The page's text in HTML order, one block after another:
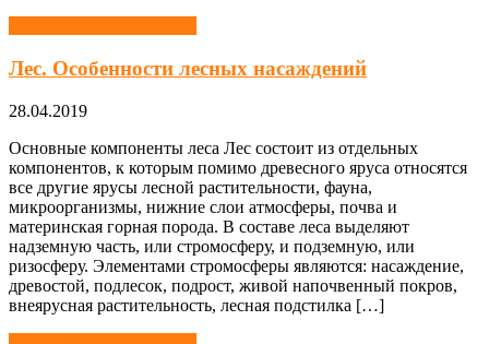
Лес. Особенности лесных насаждений
28.04.2019
Основные компоненты леса Лес состоит из отдельных
компонентов, к которым помимо древесного яруса относятся
все другие ярусы лесной растительности, фауна,
микроорганизмы, нижние слои атмосферы, почва и
материнская горная порода. В составе леса выделяют
надземную часть, или стромосферу, и подземную, или
ризосферу. Элементами стромосферы являются: насаждение,
древостой, подлесок, подрост, живой напочвенный покров,
внеярусная растительность, лесная подстилка […]